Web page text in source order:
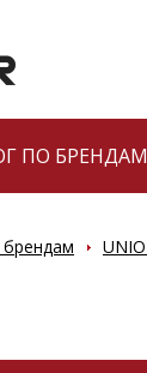
ПО БРЕНДАМ